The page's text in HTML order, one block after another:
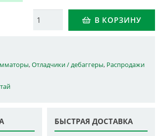
Количество В КОРЗИНУ
,Отладчики / дебаггеры, Распродажи
БЫСТРАЯ ДОСТАВКА